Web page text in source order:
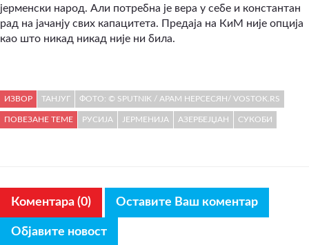
јерменски народ. Али потребна је вера у себе и константан
рад на јачанју свих капацитета. Предаја на КиМ није опција
као што никад никад није ни била.
ИЗВОР ТАНЈУГ ФОТО: © SPUTNIK / АРАМ НЕРСЕСЯН/ VOSTOK.RS
ПОВЕЗАНЕ ТЕМЕ РУСИЈА ЈЕРМЕНИЈА АЗЕРБЕЈЏАН СУКОБИ
Коментара (0) Оставите Ваш коментар
Објавите новост